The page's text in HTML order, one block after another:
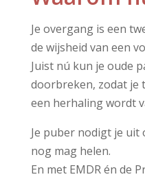
Je overgang is een
de wijsheid van een
Juist nú kun je oude
doorbreken, zodat je
een herhaling wordt
Je puber nodigt je uit
nog mag helen.
En met EMDR én de